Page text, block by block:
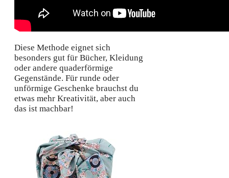
Diese Methode eignet sich
besonders gut für Bücher, Kleidung
oder andere quaderförmige
Gegenstände. Für runde oder
unförmige Geschenke brauchst du
etwas mehr Kreativität, aber auch
das ist machbar!